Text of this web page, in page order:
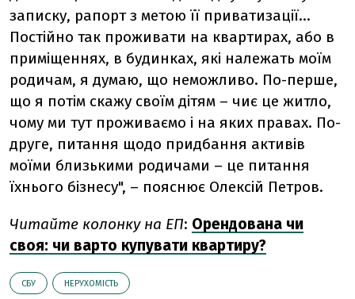
записку, рапорт з метою її приватизації…
Постійно так проживати на квартирах, або в
приміщеннях, в будинках, які належать моїм
родичам, я думаю, що неможливо. По-перше,
що я потім скажу своїм дітям – чиє це житло,
чому ми тут проживаємо і на яких правах. По-
друге, питання щодо придбання активів
моїми близькими родичами – це питання
їхнього бізнесу", – пояснює Олексій Петров.
Читайте колонку на ЕП: Орендована чи
своя: чи варто купувати квартиру?
СБУ НЕРУХОМІСТЬ